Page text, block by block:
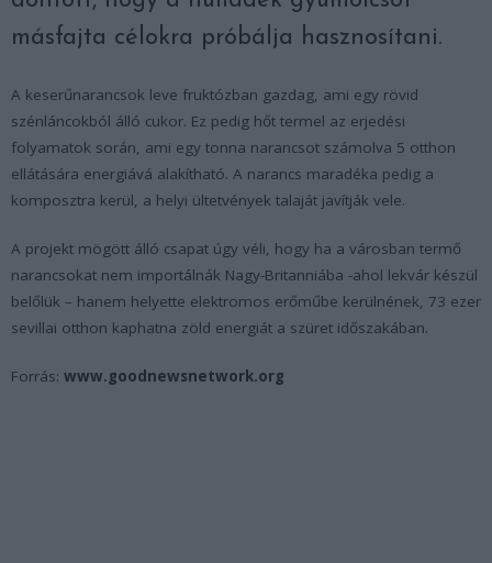
másfajta célokra próbálja hasznosítani.
A keserűnarancsok leve fruktózban gazdag, ami egy rövid
szénláncokból álló cukor. Ez pedig hőt termel az erjedési
folyamatok során, ami egy tonna narancsot számolva 5 otthon
ellátására energiává alakítható. A narancs maradéka pedig a
komposztra kerül, a helyi ültetvények talaját javítják vele.
A projekt mögött álló csapat úgy véli, hogy ha a városban termő
narancsokat nem importálnák Nagy-Britanniába -ahol lekvár készül
belőlük – hanem helyette elektromos erőműbe kerülnének, 73 ezer
sevillai otthon kaphatna zöld energiát a szüret időszakában.
Forrás: www.goodnewsnetwork.org